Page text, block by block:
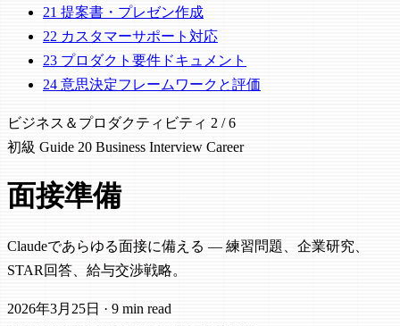
21 提案書・プレゼン作成
22 カスタマーサポート対応
23 プロダクト要件ドキュメント
24 意思決定フレームワークと評価
ビジネス＆プロダクティビティ 2 / 6
初級 Guide 20 Business Interview Career
面接準備
Claudeであらゆる面接に備える — 練習問題、企業研究、
STAR回答、給与交渉戦略。
2026年3月25日 · 9 min read